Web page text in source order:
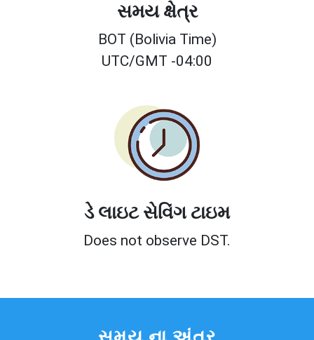
સમય ક્ષેત્ર
BOT (Bolivia Time)
UTC/GMT -04:00
ડે લાઇટ સેવિંગ ટાઇમ
Does not observe DST.